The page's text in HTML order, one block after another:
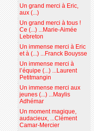
Un grand merci à Eric,
aux (...)
Un grand merci à tous !
Ce (...) ...Marie-Aimée
Lebreton
Un immense merci à Eric
et à (...) ...Franck Bouysse
Un immense merci à
l’équipe (...) ...Laurent
Petitmangin
Un immense merci aux
jeunes (...) ...Maylis
Adhémar
Un moment magique,
audacieux, ...Clément
Camar-Mercier